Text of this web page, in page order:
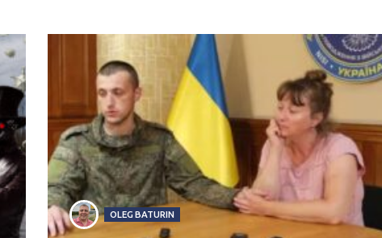
OLEG BATURIN